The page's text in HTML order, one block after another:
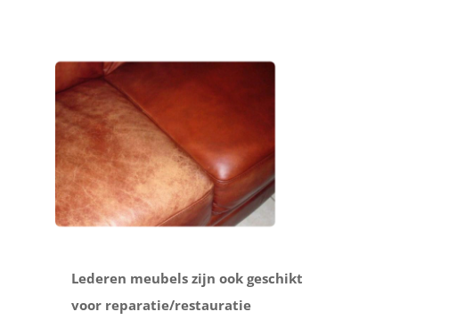
Lederen meubels zijn ook geschikt
voor reparatie/restauratie